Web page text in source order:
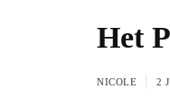
Het
NICOLE 2